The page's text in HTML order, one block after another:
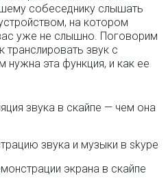
собеседнику слышать
на котором
уже не слышно. Поговорим
звук с
нужна эта функция, и как ее
звука в скайпе — чем она
звука и музыки в skype
экрана в скайпе